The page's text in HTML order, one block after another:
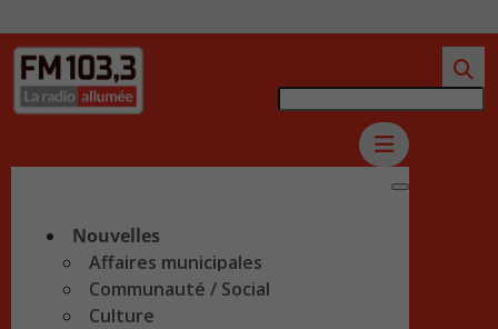
Nouvelles
Affaires municipales
Communauté / Social
Culture